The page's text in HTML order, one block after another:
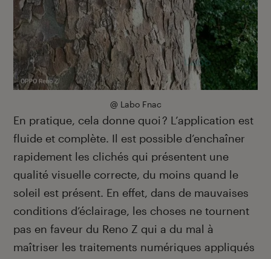
@ Labo Fnac
En pratique, cela donne quoi ? L’application est
fluide et complète. Il est possible d’enchaîner
rapidement les clichés qui présentent une
qualité visuelle correcte, du moins quand le
soleil est présent. En effet, dans de mauvaises
conditions d’éclairage, les choses ne tournent
pas en faveur du Reno Z qui a du mal à
maîtriser les traitements numériques appliqués